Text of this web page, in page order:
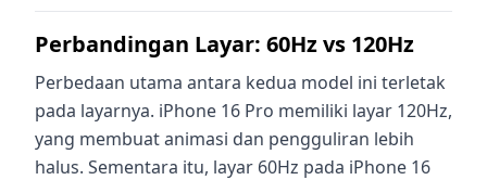
Perbandingan Layar: 60Hz vs 120Hz
Perbedaan utama antara kedua model ini terletak
pada layarnya. iPhone 16 Pro memiliki layar 120Hz,
yang membuat animasi dan pengguliran lebih
halus. Sementara itu, layar 60Hz pada iPhone 16